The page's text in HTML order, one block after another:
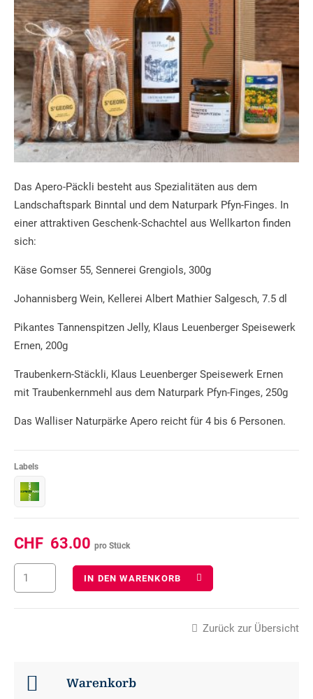
Das Apero-Päckli besteht aus Spezialitäten aus dem
Landschaftspark Binntal und dem Naturpark Pfyn-Finges. In
einer attraktiven Geschenk-Schachtel aus Wellkarton finden
sich:
Käse Gomser 55, Sennerei Grengiols, 300g
Johannisberg Wein, Kellerei Albert Mathier Salgesch, 7.5 dl
Pikantes Tannenspitzen Jelly, Klaus Leuenberger Speisewerk
Ernen, 200g
Traubenkern-Stäckli, Klaus Leuenberger Speisewerk Ernen
mit Traubenkernmehl aus dem Naturpark Pfyn-Finges, 250g
Das Walliser Naturpärke Apero reicht für 4 bis 6 Personen.
Labels
CHF 63.00 pro Stück
IN DEN WARENKORB
Zurück zur Übersicht
Warenkorb